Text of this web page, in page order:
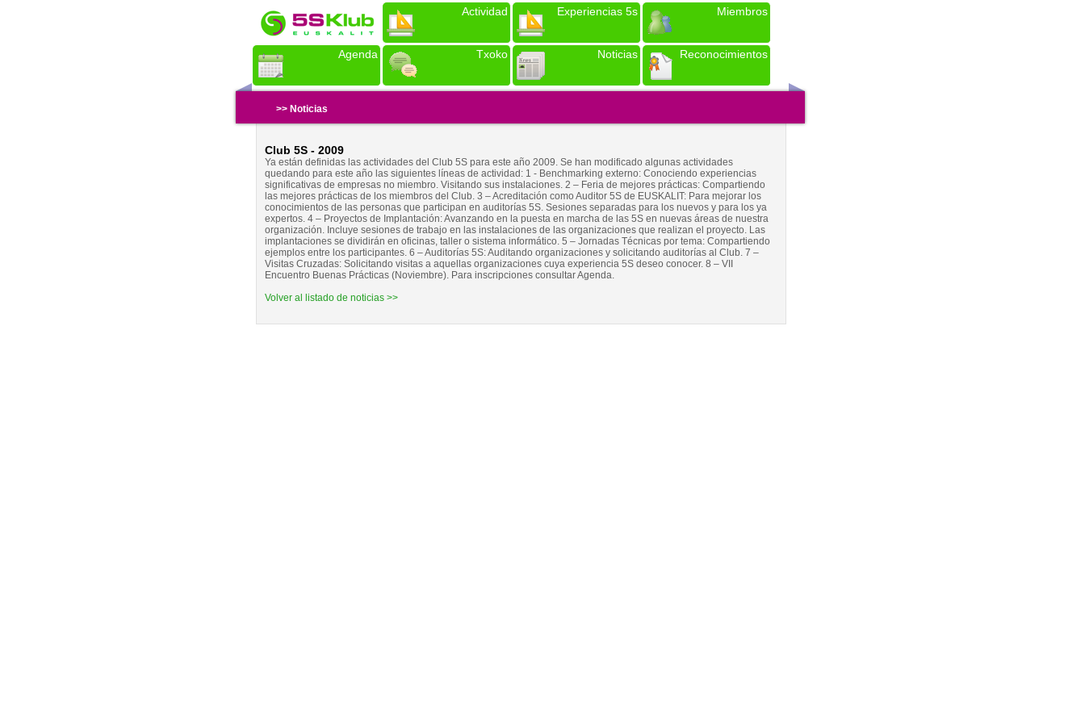
Actividad Experiencias 5s Miembros
Agenda Txoko Noticias Reconocimientos
>> Noticias
Club 5S - 2009
Ya están definidas las actividades del Club 5S para este año 2009. Se han modificado algunas actividades
quedando para este año las siguientes líneas de actividad: 1 - Benchmarking externo: Conociendo experiencias
significativas de empresas no miembro. Visitando sus instalaciones. 2 – Feria de mejores prácticas: Compartiendo
las mejores prácticas de los miembros del Club. 3 – Acreditación como Auditor 5S de EUSKALIT: Para mejorar los
conocimientos de las personas que participan en auditorías 5S. Sesiones separadas para los nuevos y para los ya
expertos. 4 – Proyectos de Implantación: Avanzando en la puesta en marcha de las 5S en nuevas áreas de nuestra
organización. Incluye sesiones de trabajo en las instalaciones de las organizaciones que realizan el proyecto. Las
implantaciones se dividirán en oficinas, taller o sistema informático. 5 – Jornadas Técnicas por tema: Compartiendo
ejemplos entre los participantes. 6 – Auditorías 5S: Auditando organizaciones y solicitando auditorías al Club. 7 –
Visitas Cruzadas: Solicitando visitas a aquellas organizaciones cuya experiencia 5S deseo conocer. 8 – VII
Encuentro Buenas Prácticas (Noviembre). Para inscripciones consultar Agenda.
Volver al listado de noticias >>